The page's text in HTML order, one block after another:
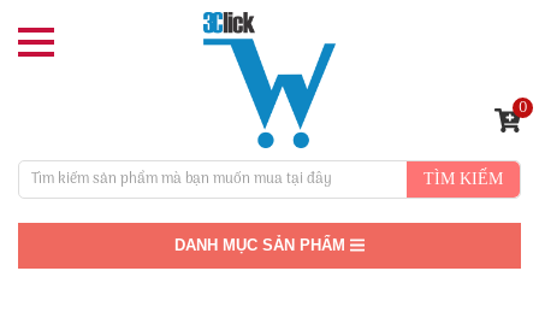
TÌM KIẾM
0
DANH MỤC SẢN PHẨM